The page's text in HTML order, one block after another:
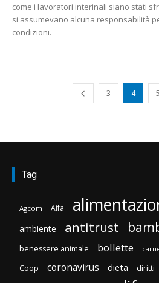
come i lavoratori interinali siano stati
si assumevano alcuna responsabilità
condizioni.
3 4 5
Tag
Agcom Aifa
ambiente antitrust
benessere animale bollette
Coop coronavirus dieta diritti